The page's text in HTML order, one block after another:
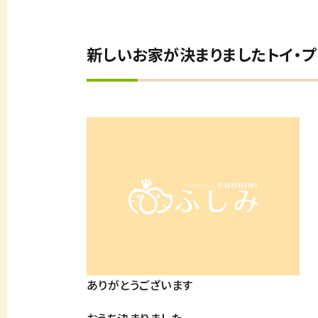
新しいお家が決まりましたトイ・
ありがとうございます